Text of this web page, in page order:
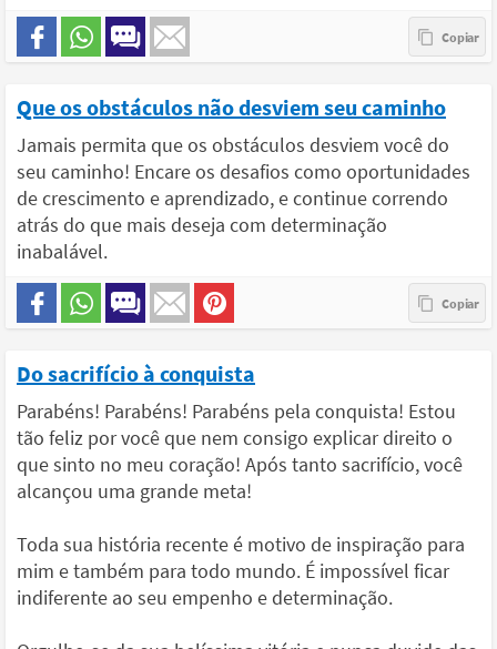
Que os obstáculos não desviem seu caminho
Jamais permita que os obstáculos desviem você do
seu caminho! Encare os desafios como oportunidades
de crescimento e aprendizado, e continue correndo
atrás do que mais deseja com determinação
inabalável.
Do sacrifício à conquista
Parabéns! Parabéns! Parabéns pela conquista! Estou
tão feliz por você que nem consigo explicar direito o
que sinto no meu coração! Após tanto sacrifício, você
alcançou uma grande meta!
Toda sua história recente é motivo de inspiração para
mim e também para todo mundo. É impossível ficar
indiferente ao seu empenho e determinação.